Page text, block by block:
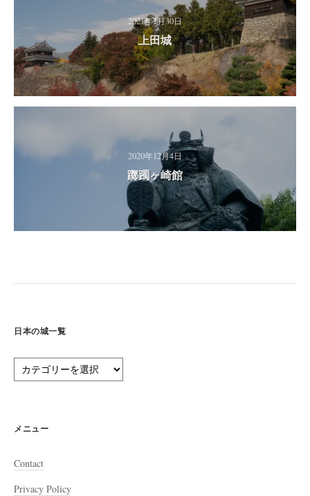
2021年1月30日
上田城
2020年12月4日
躑躅ヶ崎館
日本の城一覧
本
一
メニュー
Contact
Privacy Policy